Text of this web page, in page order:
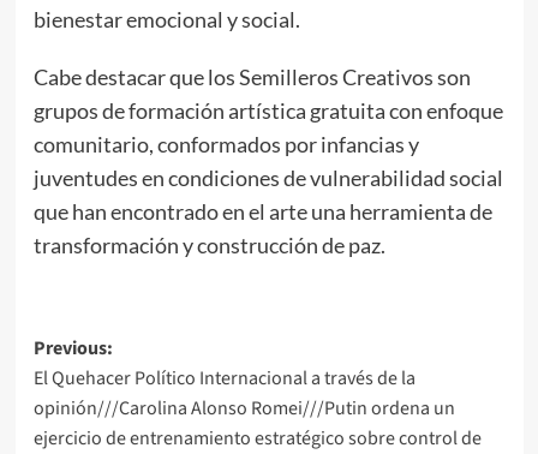
bienestar emocional y social.
Cabe destacar que los Semilleros Creativos son
grupos de formación artística gratuita con enfoque
comunitario, conformados por infancias y
juventudes en condiciones de vulnerabilidad social
que han encontrado en el arte una herramienta de
transformación y construcción de paz.
Post
navigation
Previous:
El Quehacer Político Internacional a través de la
opinión///Carolina Alonso Romei///Putin ordena un
ejercicio de entrenamiento estratégico sobre control de